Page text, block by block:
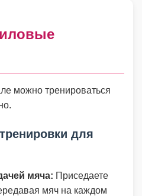
можно тренироваться
для
мяча: Приседаете
мяч на каждом